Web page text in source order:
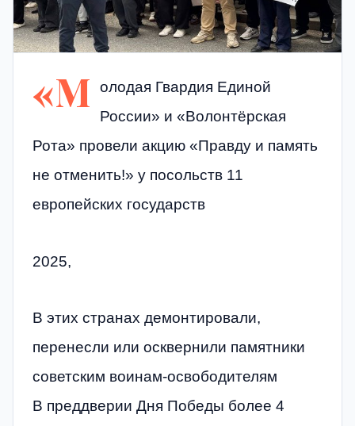
«М
олодая Гвардия Единой
России» и «Волонтёрская
Рота» провели акцию «Правду и память
не отменить!» у посольств 11
европейских государств
2025,
В этих странах демонтировали,
перенесли или осквернили памятники
советским воинам-освободителям
В преддверии Дня Победы более 4